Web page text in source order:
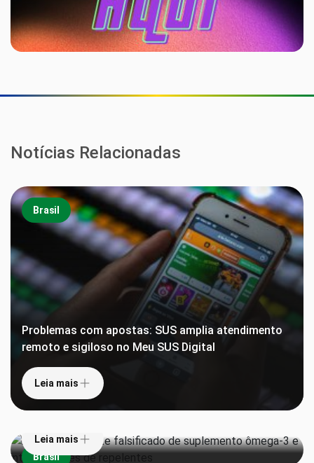
Notícias Relacionadas
Brasil
Problemas com apostas: SUS amplia atendimento
remoto e sigiloso no Meu SUS Digital
Leia mais
Brasil
Anvisa proíbe lote falsificado de suplemento
ômega-3 e interdita lotes de repelentes
Leia mais